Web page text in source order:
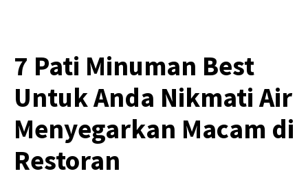
7 Pati Minuman Best
Untuk Anda Nikmati Air
Menyegarkan Macam di
Restoran